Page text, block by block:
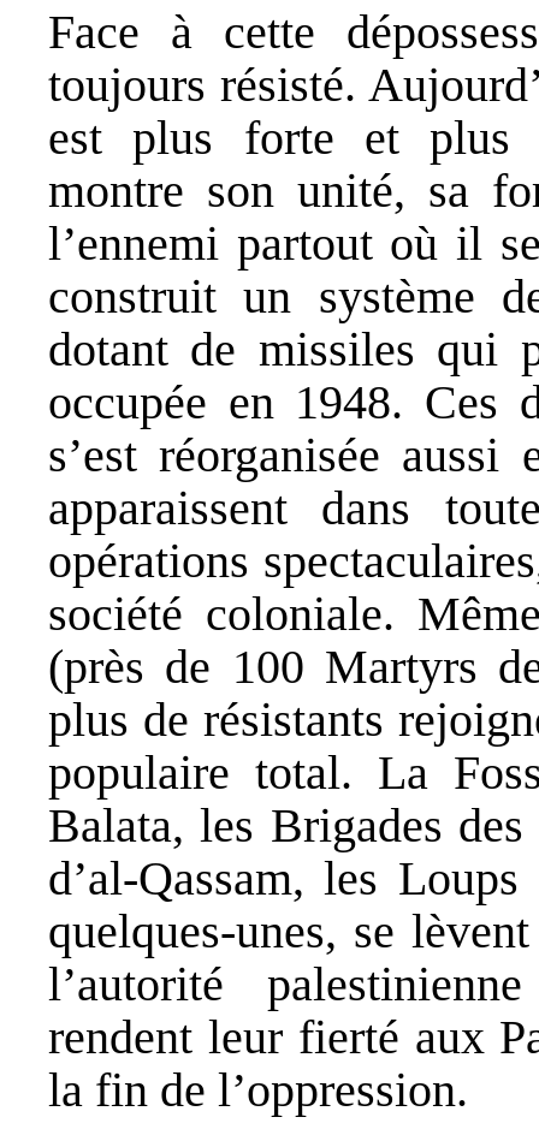
Face à cette
toujours résisté.
est plus forte et plus
montre son unité, sa
l’ennemi partout où il
construit un système
dotant de missiles qui
occupée en 1948. Ces
s’est réorganisée
apparaissent dans
opérations
société coloniale.
(près de 100 Martyrs
plus de résistants
populaire total. La
Balata, les Brigades
d’al-Qassam, les
quelques-unes, se
l’autorité
rendent leur fierté aux
la fin de l’oppression.